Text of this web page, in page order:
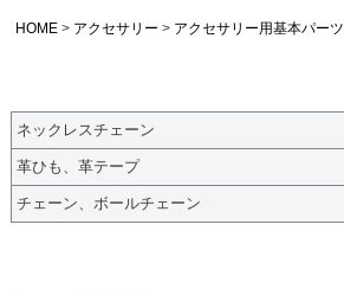
HOME アクセサリー アクセサリー用基本パーツ
ネックレスチェーン
革ひも、革テープ
チェーン、ボールチェーン